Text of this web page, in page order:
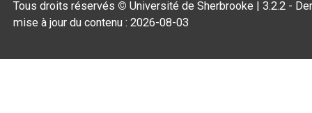
Tous droits réservés © Université de Sherbrooke |3.2.2 -
mise à jour du contenu :2026-08-03